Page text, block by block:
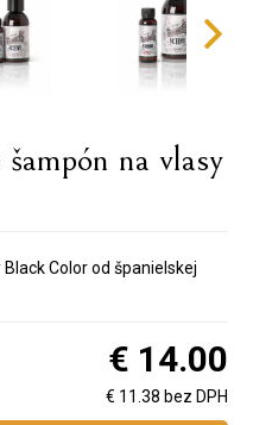
na vlasy
Color od španielskej
€ 14.00
€ 11.38 bez DPH